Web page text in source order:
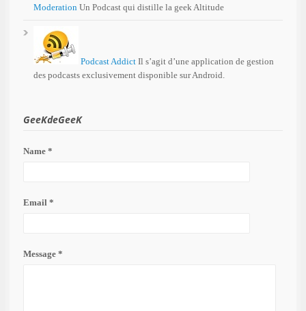
Moderation Un Podcast qui distille la geek Altitude
Podcast Addict Il s’agit d’une application de gestion
des podcasts exclusivement disponible sur Android.
GeeKdeGeeK
Name *
Email *
Message *